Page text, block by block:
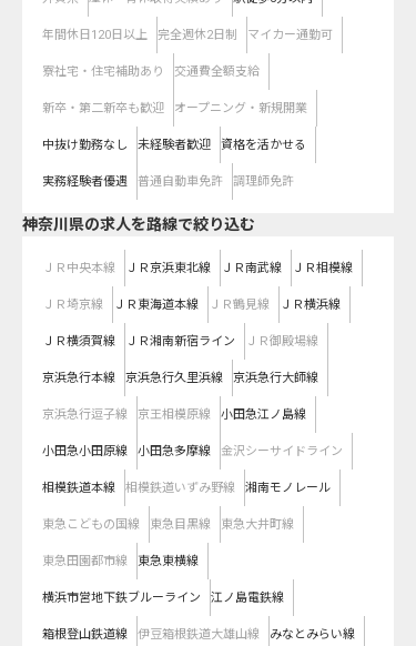
年間休日120日以上 完全週休2日制 マイカー通勤可
寮社宅・住宅補助あり 交通費全額支給
新卒・第二新卒も歓迎 オープニング・新規開業
中抜け勤務なし 未経験者歓迎 資格を活かせる
実務経験者優遇 普通自動車免許 調理師免許
神奈川県の求人を路線で絞り込む
ＪＲ中央本線 ＪＲ京浜東北線 ＪＲ南武線 ＪＲ相模線
ＪＲ埼京線 ＪＲ東海道本線 ＪＲ鶴見線 ＪＲ横浜線
ＪＲ横須賀線 ＪＲ湘南新宿ライン ＪＲ御殿場線
京浜急行本線 京浜急行久里浜線 京浜急行大師線
京浜急行逗子線 京王相模原線 小田急江ノ島線
小田急小田原線 小田急多摩線 金沢シーサイドライン
相模鉄道本線 相模鉄道いずみ野線 湘南モノレール
東急こどもの国線 東急目黒線 東急大井町線
東急田園都市線 東急東横線
横浜市営地下鉄ブルーライン 江ノ島電鉄線
箱根登山鉄道線 伊豆箱根鉄道大雄山線 みなとみらい線